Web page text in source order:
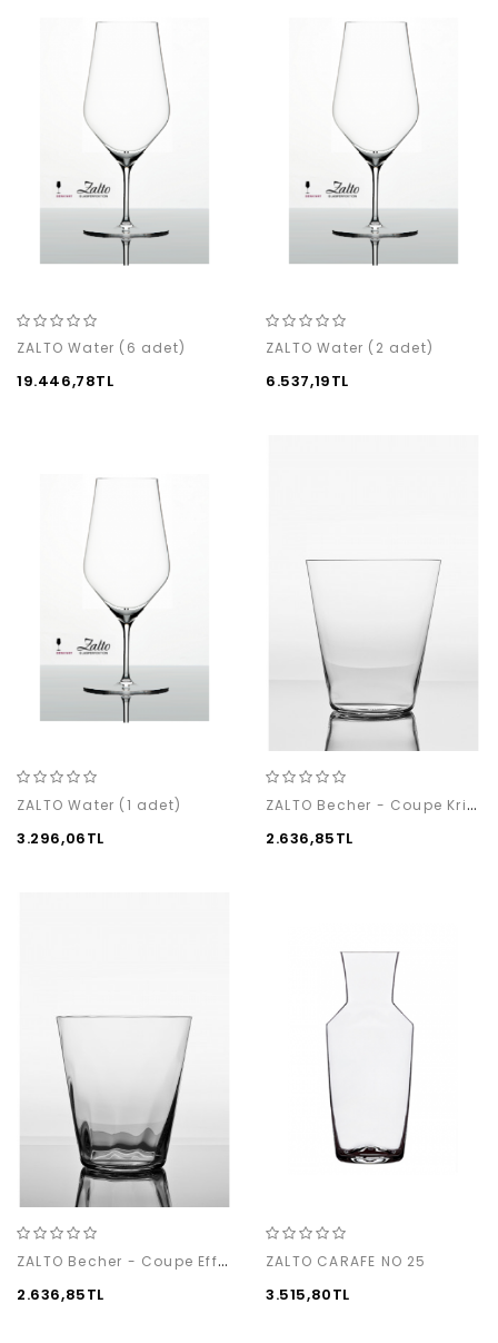
ZALTO Water (6 adet)
19.446,78TL
ZALTO Water (2 adet)
6.537,19TL
ZALTO Water (1 adet)
3.296,06TL
ZALTO Becher - Coupe Kristal Clear Bardak (1 adet)
2.636,85TL
ZALTO Becher - Coupe Effect Bardak (1 adet)
2.636,85TL
ZALTO CARAFE NO 25
3.515,80TL